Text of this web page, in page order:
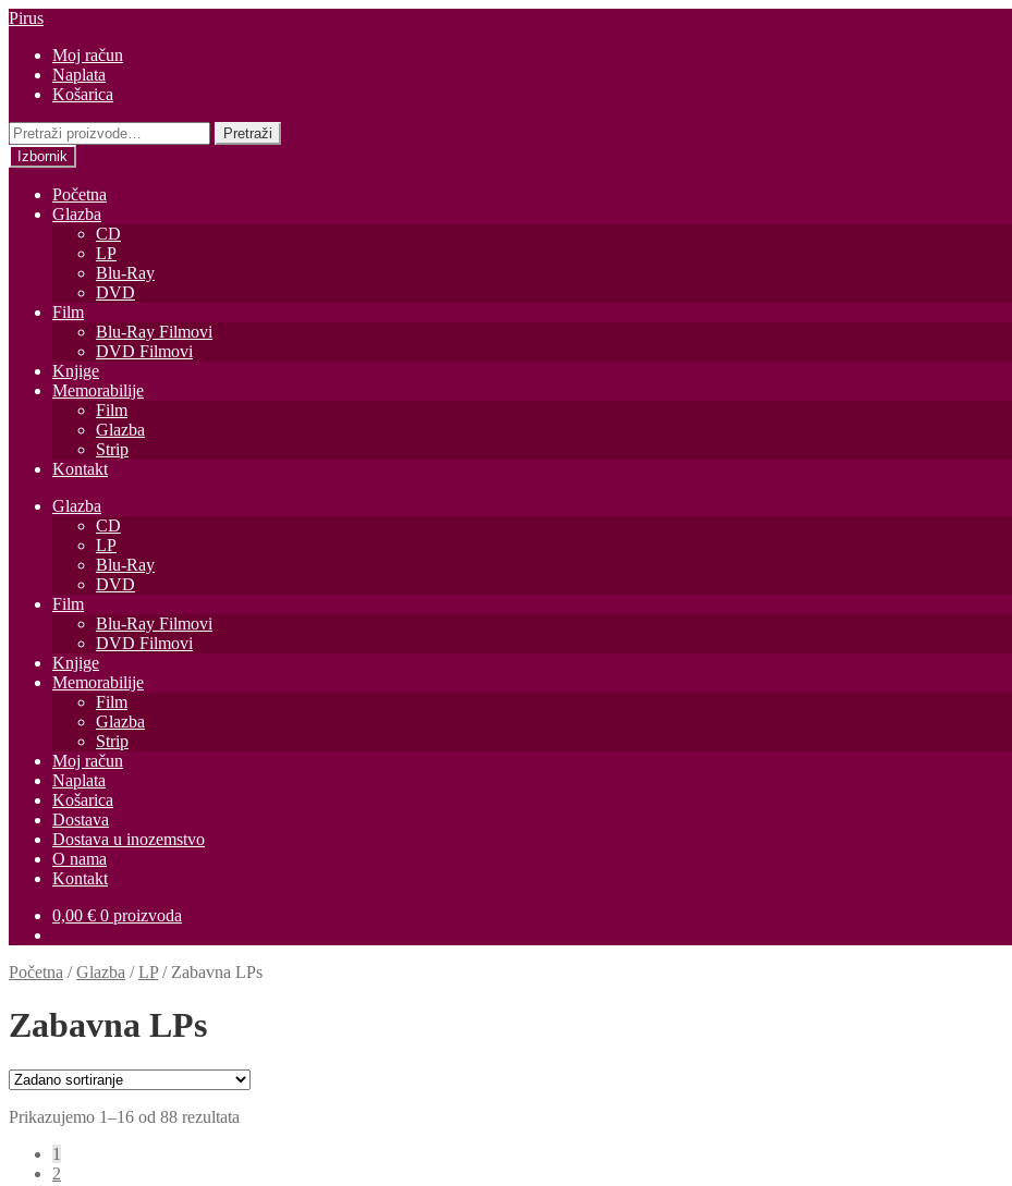
Preskoči
navigaciju
Skoči
sadržaja
Pirus
Moj račun
Naplata
Košarica
Pretraži:
Pretraži
Izbornik
Početna
Glazba
CD
LP
Blu-Ray
DVD
Film
Blu-Ray Filmovi
DVD Filmovi
Knjige
Memorabilije
Film
Glazba
Strip
Kontakt
Glazba
CD
LP
Blu-Ray
DVD
Film
Blu-Ray Filmovi
DVD Filmovi
Knjige
Memorabilije
Film
Glazba
Strip
Moj račun
Naplata
Košarica
Dostava
Dostava u inozemstvo
O nama
Kontakt
0,00 € 0 proizvoda
Početna /Glazba /LP/ Zabavna LPs
Zabavna LPs
Prikazujemo 1–16 od 88 rezultata
1
2